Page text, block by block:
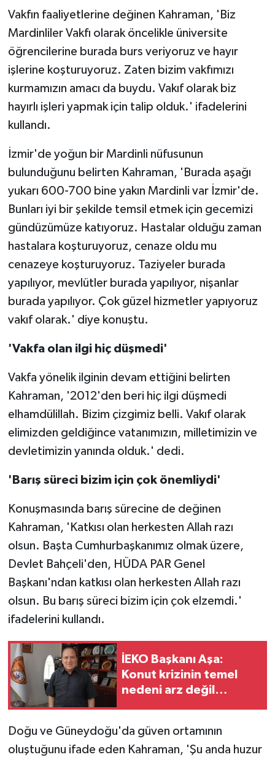
Vakfın faaliyetlerine değinen Kahraman, 'Biz
Mardinliler Vakfı olarak öncelikle üniversite
öğrencilerine burada burs veriyoruz ve hayır
işlerine koşturuyoruz. Zaten bizim vakfımızı
kurmamızın amacı da buydu. Vakıf olarak biz
hayırlı işleri yapmak için talip olduk.' ifadelerini
kullandı.
İzmir'de yoğun bir Mardinli nüfusunun
bulunduğunu belirten Kahraman, 'Burada aşağı
yukarı 600-700 bine yakın Mardinli var İzmir'de.
Bunları iyi bir şekilde temsil etmek için gecemizi
gündüzümüze katıyoruz. Hastalar olduğu zaman
hastalara koşturuyoruz, cenaze oldu mu
cenazeye koşturuyoruz. Taziyeler burada
yapılıyor, mevlütler burada yapılıyor, nişanlar
burada yapılıyor. Çok güzel hizmetler yapıyoruz
vakıf olarak.' diye konuştu.
'Vakfa olan ilgi hiç düşmedi'
Vakfa yönelik ilginin devam ettiğini belirten
Kahraman, '2012'den beri hiç ilgi düşmedi
elhamdülillah. Bizim çizgimiz belli. Vakıf olarak
elimizden geldiğince vatanımızın, milletimizin ve
devletimizin yanında olduk.' dedi.
'Barış süreci bizim için çok önemliydi'
Konuşmasında barış sürecine de değinen
Kahraman, 'Katkısı olan herkesten Allah razı
olsun. Başta Cumhurbaşkanımız olmak üzere,
Devlet Bahçeli'den, HÜDA PAR Genel
Başkanı'ndan katkısı olan herkesten Allah razı
olsun. Bu barış süreci bizim için çok elzemdi.'
ifadelerini kullandı.
İEKO Başkanı Aşa:
Konut krizinin temel
nedeni arz değil
Doğu ve Güneydoğu'da güven ortamının
oluştuğunu ifade eden Kahraman, 'Şu anda huzur